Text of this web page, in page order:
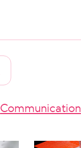
Communication